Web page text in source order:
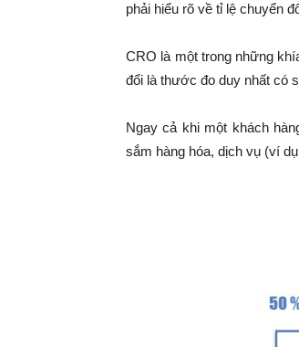
phải hiểu rõ về tỉ lệ chuyển
CRO là một trong những
đổi là thước đo duy nhất có
Ngay cả khi một khách
sắm hàng hóa, dịch vụ (ví